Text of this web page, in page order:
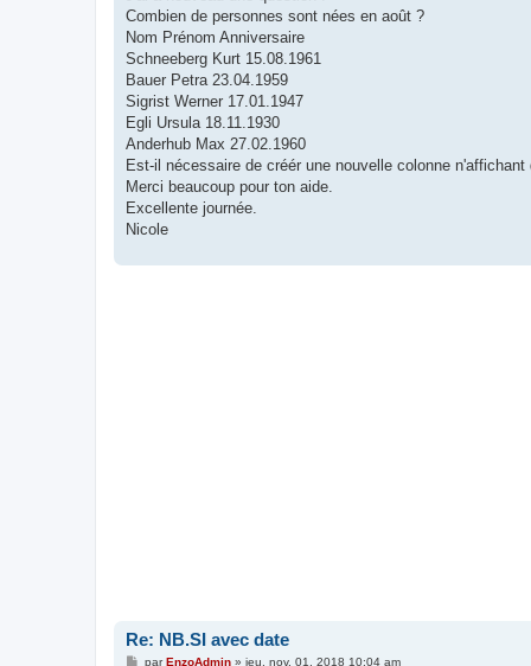
g
Combien de personnes sont nées en août ?
Nom Prénom Anniversaire
Schneeberg Kurt 15.08.1961
Bauer Petra 23.04.1959
Sigrist Werner 17.01.1947
Egli Ursula 18.11.1930
Anderhub Max 27.02.1960
Est-il nécessaire de créér une nouvelle colonne n'affichant
Merci beaucoup pour ton aide.
Excellente journée.
Nicole
Re: NB.SI avec date
MparEnzoAdmin» jeu. nov. 01, 2018 10:04 am